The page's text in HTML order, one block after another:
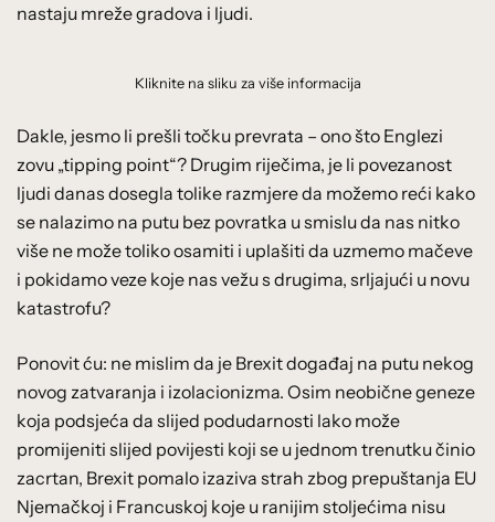
nastaju mreže gradova i ljudi.
Kliknite na sliku za više informacija
Dakle, jesmo li prešli točku prevrata – ono što Englezi
zovu „tipping point“? Drugim riječima, je li povezanost
ljudi danas dosegla tolike razmjere da možemo reći kako
se nalazimo na putu bez povratka u smislu da nas nitko
više ne može toliko osamiti i uplašiti da uzmemo mačeve
i pokidamo veze koje nas vežu s drugima, srljajući u novu
katastrofu?
Ponovit ću: ne mislim da je Brexit događaj na putu nekog
novog zatvaranja i izolacionizma. Osim neobične geneze
koja podsjeća da slijed podudarnosti lako može
promijeniti slijed povijesti koji se u jednom trenutku činio
zacrtan, Brexit pomalo izaziva strah zbog prepuštanja EU
Njemačkoj i Francuskoj koje u ranijim stoljećima nisu